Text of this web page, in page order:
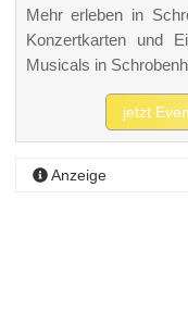
Mehr erleben in
Konzertkarten und
Musicals in
jetzt
Anzeige